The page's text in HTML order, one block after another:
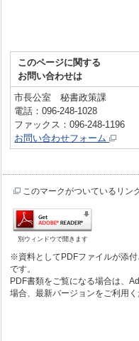
このページに関する
お問い合わせは
市長公室 秘書政策課
電話：096-248-1028
ファックス：096-248-1196
お問い合わせフォーム
このマークがついているリン
別ウィンドウで開きます
※資料としてPDFファイルが添
です。
PDF書類をご覧になる場合は、
場合、最新バージョンをご利用く